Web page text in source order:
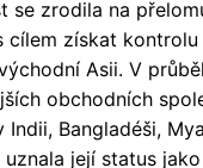
zrodila na
cílem získat kontrolu
Asii. V
obchodních
Bangladéši,
její status